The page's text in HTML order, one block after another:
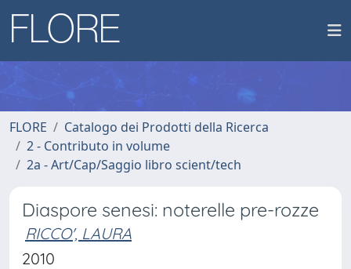
FLORE
Catalogo dei Prodotti della Ricerca
2 - Contributo in volume
2a - Art/Cap/Saggio libro scient/tech
Diaspore senesi: noterelle pre-rozze
RICCO', LAURA
2010